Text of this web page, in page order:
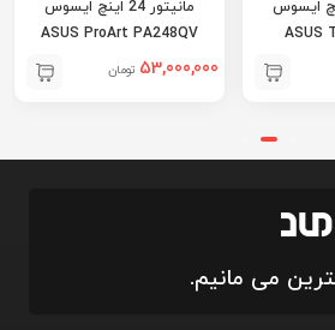
34 اینچ ایسوس
ASUS
مانیتور 24 اینچ ایسوس
ASUS ProArt PA248QV
53,000,000 تومان
می مانیم.